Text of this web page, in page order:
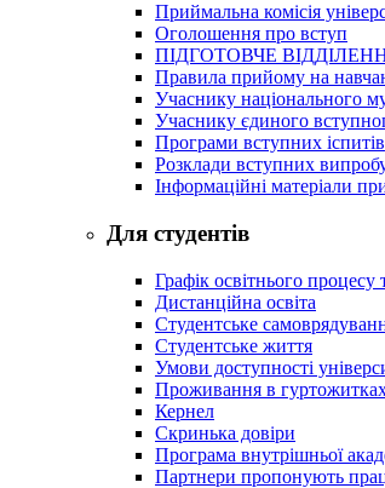
Приймальна комісія
Оголошення про вступ
ПІДГОТОВЧЕ
Правила прийому на
Учаснику національного
Учаснику єдиного
Програми вступних іспитів
Розклади вступних
Інформаційні матеріали
Для студентів
Графік освітнього процесу
Дистанційна освіта
Студентське
Студентське життя
Умови доступності
Проживання в гуртожитках
Кернел
Скринька довіри
Програма внутрішньої
Партнери пропонують